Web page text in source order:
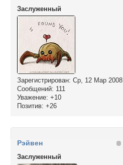
Заслуженный
Зарегистрирован: Ср, 12 Мар 2008
Сообщений: 111
Уважение: +10
Позитив: +26
Рэйвен
Заслуженный